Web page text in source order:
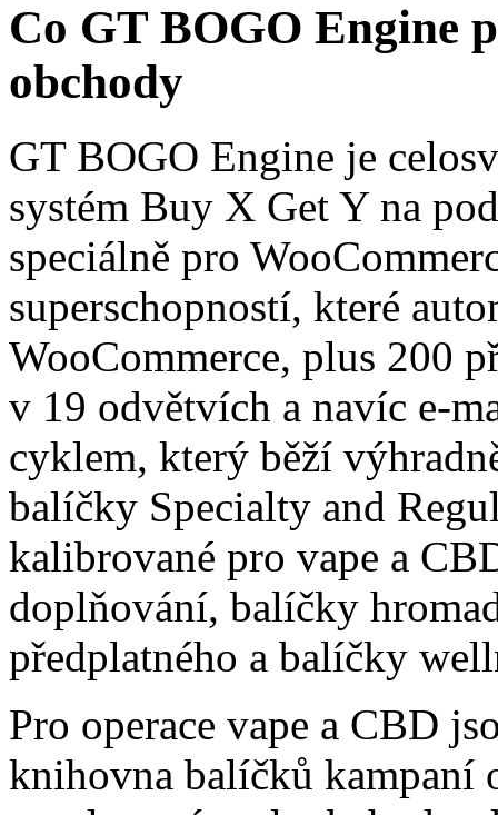
Co GT BOGO Engine
obchody
GT BOGO Engine je
systém Buy X Get Y na
speciálně pro
superschopností, které
WooCommerce, plus 200
v 19 odvětvích a navíc e-
cyklem, který běží
balíčky Specialty and
kalibrované pro vape a
doplňování, balíčky
předplatného a balíčky
Pro operace vape a CBD
knihovna balíčků kampaní